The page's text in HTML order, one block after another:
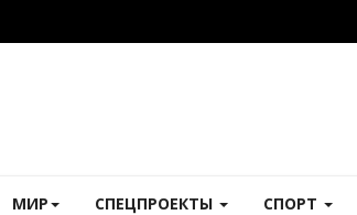
МИР СПЕЦПРОЕКТЫ СПОРТ